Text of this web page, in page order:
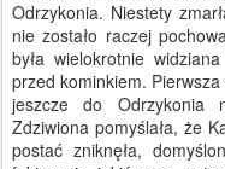
Odrzykonia. Niestety
nie zostało raczej
była wielokrotnie
przed kominkiem.
jeszcze do Odrzykonia
Zdziwiona pomyślała, że
postać zniknęła,